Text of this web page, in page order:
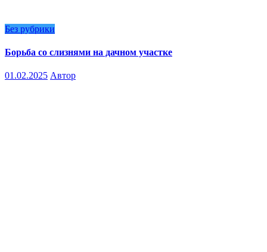
Без рубрики
Борьба со слизнями на дачном участке
01.02.2025 Автор